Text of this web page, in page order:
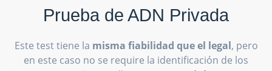
Prueba de ADN Privada
Este test tiene la misma fiabilidad que el legal, pero
en este caso no se require la identificación de los